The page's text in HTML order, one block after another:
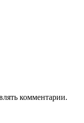
комментарии.